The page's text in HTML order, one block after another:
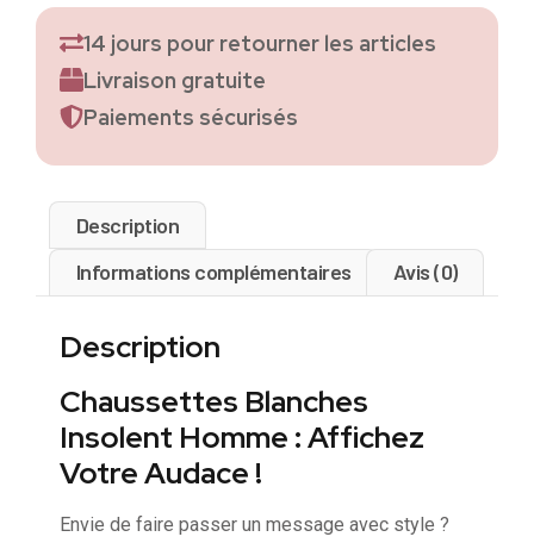
14 jours pour retourner les articles
Livraison gratuite
Paiements sécurisés
Description
Informations complémentaires
Avis (0)
Description
Chaussettes Blanches
Insolent Homme : Affichez
Votre Audace !
Envie de faire passer un message avec style ?